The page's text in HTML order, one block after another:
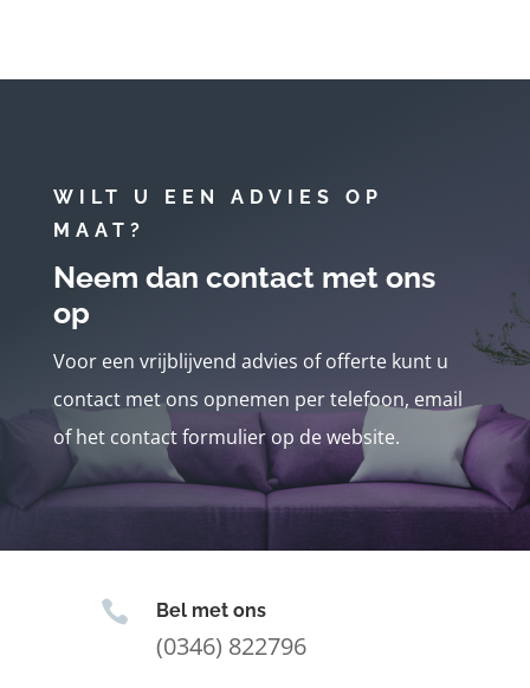
WILT U EEN ADVIES OP
MAAT?
Neem dan contact met ons
op
Voor een vrijblijvend advies of offerte kunt u
contact met ons opnemen per telefoon, email
of het contact formulier op de website.
 Bel met ons
(0346) 822796